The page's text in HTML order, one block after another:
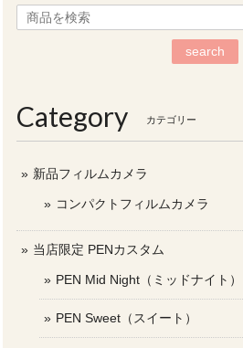
search
Category カテゴリー
新品フィルムカメラ
コンパクトフィルムカメラ
当店限定 PENカスタム
PEN Mid Night（ミッドナイト）
PEN Sweet（スイート）